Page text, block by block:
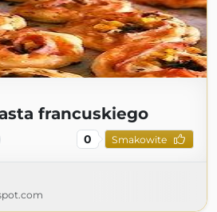
francuskiego
0 Smakowite